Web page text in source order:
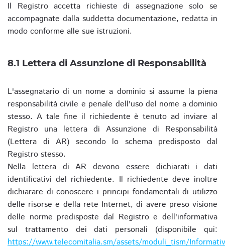
Il Registro accetta richieste di assegnazione solo se
accompagnate dalla suddetta documentazione, redatta in
modo conforme alle sue istruzioni.
8.1 Lettera di Assunzione di Responsabilità
L'assegnatario di un nome a dominio si assume la piena
responsabilità civile e penale dell'uso del nome a dominio
stesso. A tale fine il richiedente è tenuto ad inviare al
Registro una lettera di Assunzione di Responsabilità
(Lettera di AR) secondo lo schema predisposto dal
Registro stesso.
Nella lettera di AR devono essere dichiarati i dati
identificativi del richiedente. Il richiedente deve inoltre
dichiarare di conoscere i principi fondamentali di utilizzo
delle risorse e della rete Internet, di avere preso visione
delle norme predisposte dal Registro e dell'informativa
sul trattamento dei dati personali (disponibile qui:
https://www.telecomitalia.sm/assets/moduli_tism/